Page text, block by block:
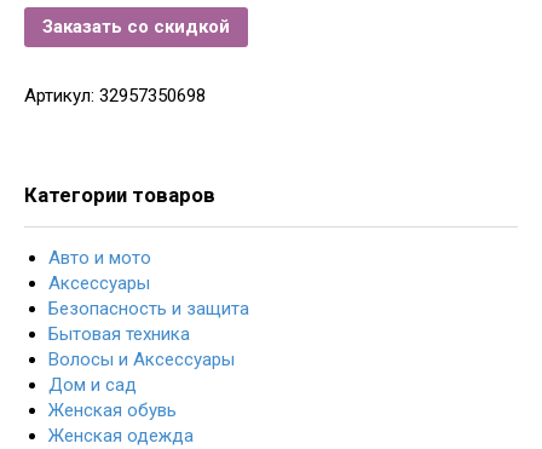
Заказать со скидкой
Артикул: 32957350698
Категории товаров
Авто и мото
Аксессуары
Безопасность и защита
Бытовая техника
Волосы и Аксессуары
Дом и сад
Женская обувь
Женская одежда